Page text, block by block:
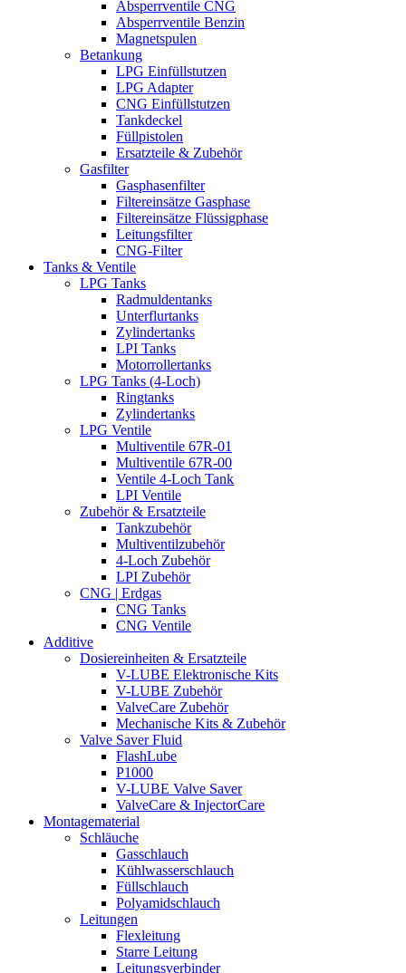
Absperrventile CNG
Absperrventile Benzin
Magnetspulen
Betankung
LPG Einfüllstutzen
LPG Adapter
CNG Einfüllstutzen
Tankdeckel
Füllpistolen
Ersatzteile & Zubehör
Gasfilter
Gasphasenfilter
Filtereinsätze Gasphase
Filtereinsätze Flüssigphase
Leitungsfilter
CNG-Filter
Tanks & Ventile
LPG Tanks
Radmuldentanks
Unterflurtanks
Zylindertanks
LPI Tanks
Motorrollertanks
LPG Tanks (4-Loch)
Ringtanks
Zylindertanks
LPG Ventile
Multiventile 67R-01
Multiventile 67R-00
Ventile 4-Loch Tank
LPI Ventile
Zubehör & Ersatzteile
Tankzubehör
Multiventilzubehör
4-Loch Zubehör
LPI Zubehör
CNG | Erdgas
CNG Tanks
CNG Ventile
Additive
Dosiereinheiten & Ersatzteile
V-LUBE Elektronische Kits
V-LUBE Zubehör
ValveCare Zubehör
Mechanische Kits & Zubehör
Valve Saver Fluid
FlashLube
P1000
V-LUBE Valve Saver
ValveCare & InjectorCare
Montagematerial
Schläuche
Gasschlauch
Kühlwasserschlauch
Füllschlauch
Polyamidschlauch
Leitungen
Flexleitung
Starre Leitung
Leitungsverbinder